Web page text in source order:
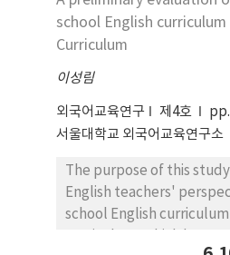
school English
Curriculum
이성림
외국어교육연구 제4호
서울대학교 외국어교육연구소
The purpose of this
English teachers'
school English